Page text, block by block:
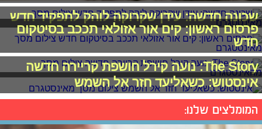
שכונה חדשה: עידן שקרוקה לוהק לתפקיד חדש
פרסום ראשון: קים אור אזולאי תככב בסיטקום
חדש
The Story: נועה קירל חושפת קריירה חדשה
אינסטוש: כשאליעד חזר אל השמש
המומלצים שלנו: